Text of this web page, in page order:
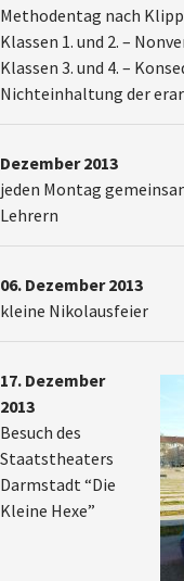
Methodentag nach
Klassen 1. und 2. –
Klassen 3. und 4. –
Nichteinhaltung der
Dezember 2013
jeden Montag
Lehrern
06. Dezember 2013
kleine Nikolausfeier
17. Dezember
2013
Besuch des
Staatstheaters
Darmstadt “Die
Kleine Hexe”